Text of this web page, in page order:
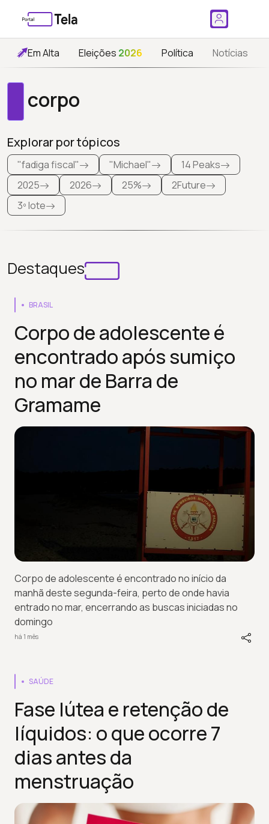
Em Alta Eleições 2026 Política Notícias
corpo
Explorar por tópicos
"fadiga fiscal" "Michael"
14 Peaks
2025
2026 25%
2Future
3º lote
Destaques
BRASIL
Corpo de adolescente é
encontrado após sumiço
no mar de Barra de
Gramame
Corpo de adolescente é encontrado no início da
manhã deste segunda-feira, perto de onde havia
entrado no mar, encerrando as buscas iniciadas no
domingo
há 1 mês
SAÚDE
Fase lútea e retenção de
líquidos: o que ocorre 7
dias antes da
menstruação